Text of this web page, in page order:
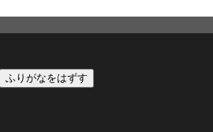
ふりがなをはずす